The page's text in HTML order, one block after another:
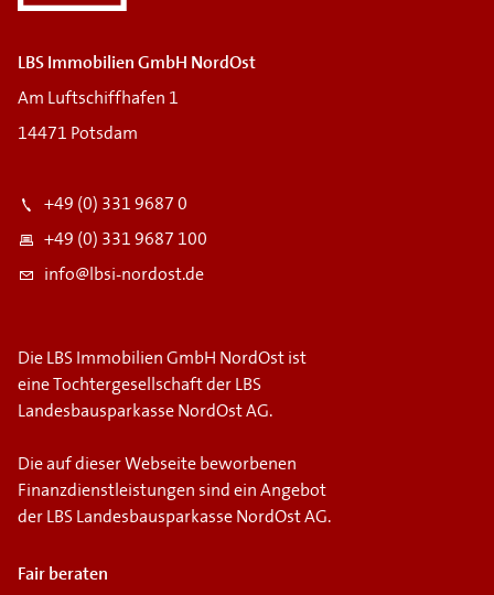
LBS Immobilien GmbH NordOst
Am Luftschiffhafen 1
14471 Potsdam
+49 (0) 331 9687 0
+49 (0) 331 9687 100
info@lbsi-nordost.de
Die LBS Immobilien GmbH NordOst ist
eine Tochtergesellschaft der LBS
Landesbausparkasse NordOst AG.
Die auf dieser Webseite beworbenen
Finanzdienstleistungen sind ein Angebot
der LBS Landesbausparkasse NordOst AG.
Fair beraten